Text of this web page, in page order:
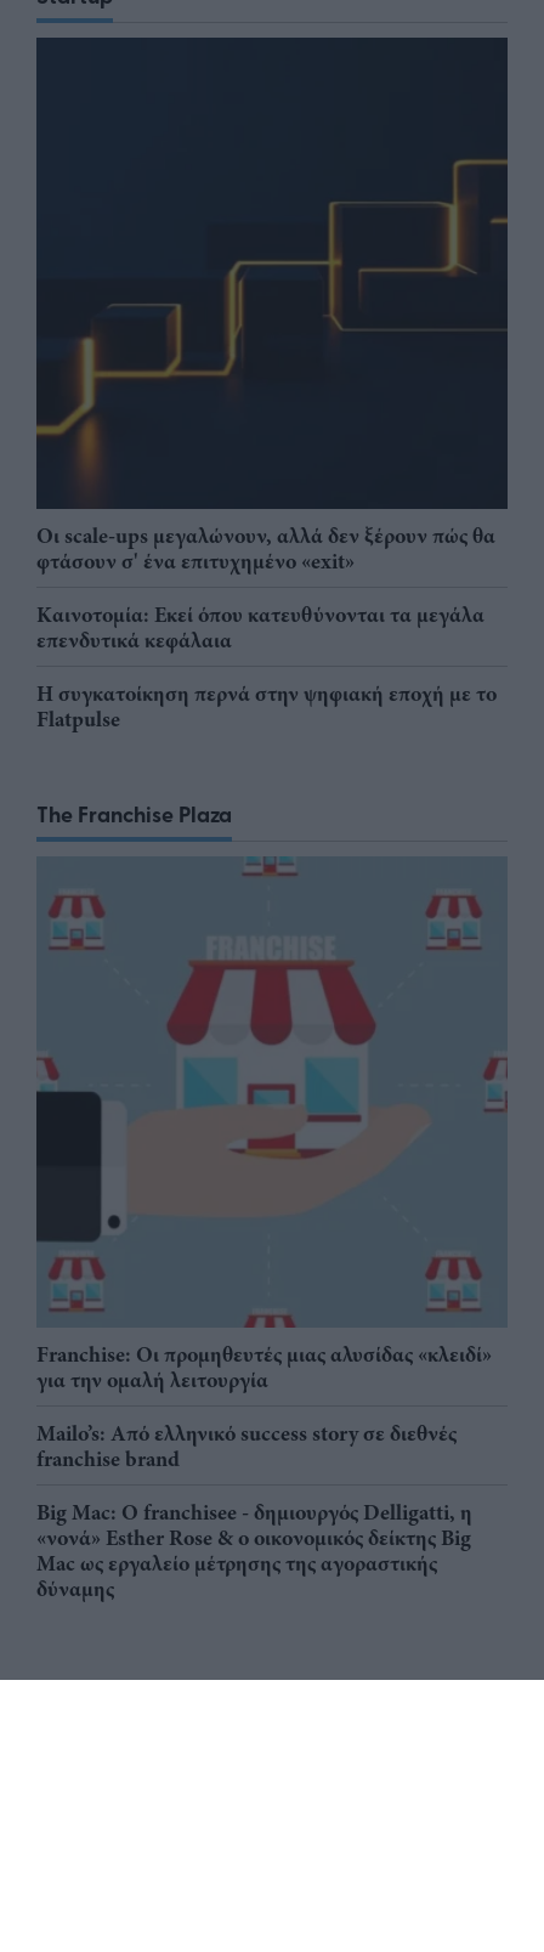
Οι scale-ups μεγαλώνουν, αλλά δεν ξέρουν πώς θα
φτάσουν σ' ένα επιτυχημένο «exit»
Καινοτομία: Εκεί όπου κατευθύνονται τα μεγάλα
επενδυτικά κεφάλαια
Η συγκατοίκηση περνά στην ψηφιακή εποχή με το
Flatpulse
The Franchise Plaza
Franchise: Οι προμηθευτές μιας αλυσίδας «κλειδί»
για την ομαλή λειτουργία
Mailo’s: Από ελληνικό success story σε διεθνές
franchise brand
Big Mac: Ο franchisee - δημιουργός Delligatti, η
«νονά» Esther Rose & ο οικονομικός δείκτης Big
Mac ως εργαλείο μέτρησης της αγοραστικής
δύναμης